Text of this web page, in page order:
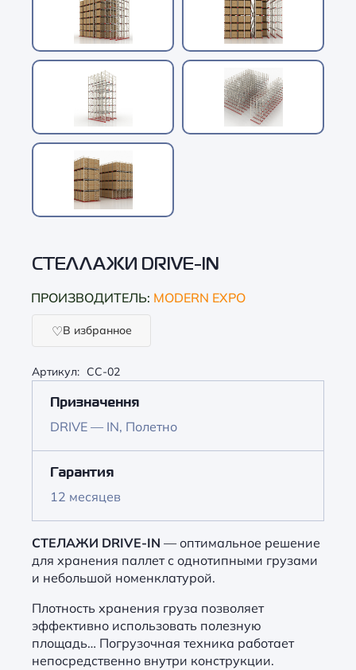
СТЕЛЛАЖИ DRIVE-IN
ПРОИЗВОДИТЕЛЬ: MODERN EXPO
В избранное
Артикул: CC-02
Призначення
DRIVE — IN, Полетно
Гарантия
12 месяцев
СТЕЛАЖИ DRIVE-IN — оптимальное решение
для хранения паллет с однотипными грузами
и небольшой номенклатурой.
Плотность хранения груза позволяет
эффективно использовать полезную
площадь… Погрузочная техника работает
непосредственно внутри конструкции.